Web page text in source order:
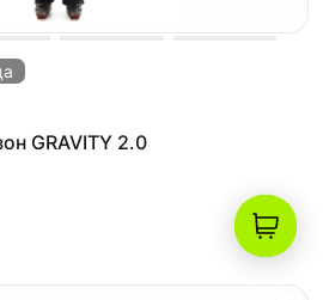
GRAVITY 2.0